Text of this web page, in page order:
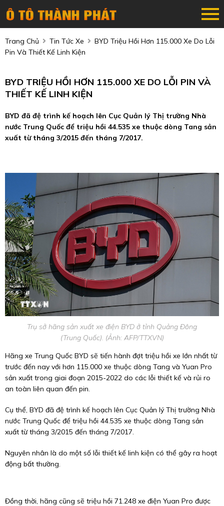
Trang Chủ Tin Tức Xe
BYD Triệu Hồi Hơn 115.000 Xe Do Lỗi
Pin Và Thiết Kế Linh Kiện
BYD TRIỆU HỒI HƠN 115.000 XE DO LỖI PIN VÀ
THIẾT KẾ LINH KIỆN
BYD đã đệ trình kế hoạch lên Cục Quản lý Thị trường Nhà
nước Trung Quốc để triệu hồi 44.535 xe thuộc dòng Tang sản
xuất từ tháng 3/2015 đến tháng 7/2017.
Trụ sở hãng sản xuất xe điện BYD ở tỉnh Quảng Đông
(Trung Quốc). (Ảnh: AFP/TTXVN)
Hãng xe Trung Quốc BYD sẽ tiến hành đợt triệu hồi xe lớn nhất từ
trước đến nay với hơn 115.000 xe thuộc dòng Tang và Yuan Pro
sản xuất trong giai đoạn 2015-2022 do các lỗi thiết kế và rủi ro
an toàn liên quan đến pin.
Cụ thể, BYD đã đệ trình kế hoạch lên Cục Quản lý Thị trường Nhà
nước Trung Quốc để triệu hồi 44.535 xe thuộc dòng Tang sản
xuất từ tháng 3/2015 đến tháng 7/2017.
Nguyên nhân là do một số lỗi thiết kế linh kiện có thể gây ra hoạt
động bất thường.
Đồng thời, hãng cũng sẽ triệu hồi 71.248 xe điện Yuan Pro được